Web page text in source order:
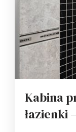
Kabina
łazienki